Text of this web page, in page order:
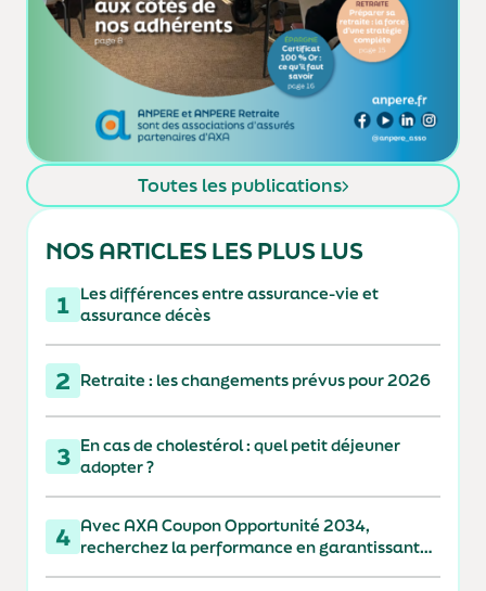
Toutes les publications
NOS ARTICLES LES PLUS LUS
1 Les différences entre assurance-vie et
assurance décès
2 Retraite : les changements prévus pour 2026
3 En cas de cholestérol : quel petit déjeuner
adopter ?
4 Avec AXA Coupon Opportunité 2034,
recherchez la performance en garantissant